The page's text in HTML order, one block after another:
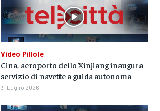
Video Pillole
Cina, aeroporto dello Xinjiang inaugura
servizio di navette a guida autonoma
31 Luglio 2026